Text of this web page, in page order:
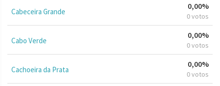
Cabeceira Grande
0,00%
0 votos
Cabo Verde
0,00%
0 votos
Cachoeira da Prata
0,00%
0 votos